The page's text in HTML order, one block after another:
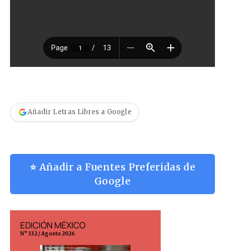
Añadir Letras Libres a Google
⭐ Añadir a Fuentes Preferidas de
Google
EDICIÓN MÉXICO
N° 332 / Agosto 2026